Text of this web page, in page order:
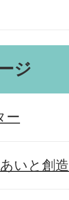
ジ
ー
いと創